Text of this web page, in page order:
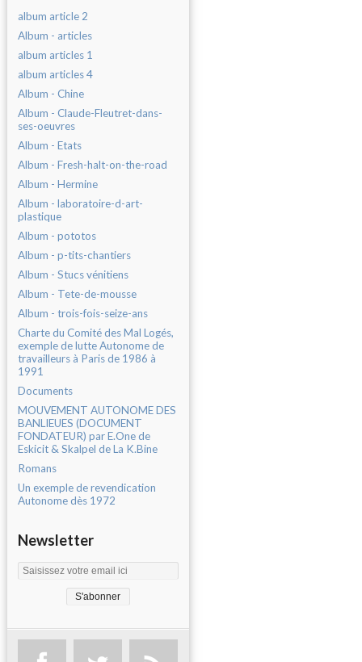
album article 2
Album - articles
album articles 1
album articles 4
Album - Chine
Album - Claude-Fleutret-dans-
ses-oeuvres
Album - Etats
Album - Fresh-halt-on-the-road
Album - Hermine
Album - laboratoire-d-art-
plastique
Album - pototos
Album - p-tits-chantiers
Album - Stucs vénitiens
Album - Tete-de-mousse
Album - trois-fois-seize-ans
Charte du Comité des Mal Logés,
exemple de lutte Autonome de
travailleurs à Paris de 1986 à
1991
Documents
MOUVEMENT AUTONOME DES
BANLIEUES (DOCUMENT
FONDATEUR) par E.One de
Eskicit & Skalpel de La K.Bine
Romans
Un exemple de revendication
Autonome dès 1972
Newsletter